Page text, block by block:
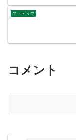
オーディオ
コメント